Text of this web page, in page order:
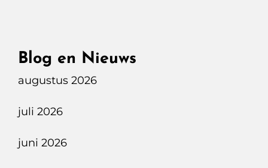
Nieuw
Blog en Nieuws
augustus 2026
juli 2026
juni 2026